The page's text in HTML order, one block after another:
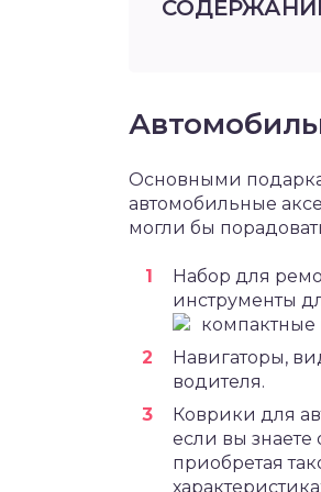
Основными
автомобильные
могли бы
Набор для
инструменты
компактные
Навигаторы,
водителя.
Коврики для
если вы знаете
приобретая